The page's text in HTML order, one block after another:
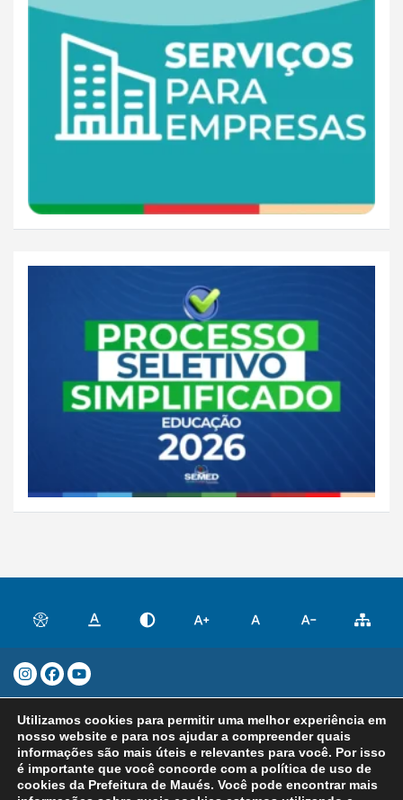
Prefeitura Municipal de Maués - CNPJ:
04.282.869/0001-27 Rua Quintino
Bocaiúva, 283 – Centro, Maués/AM – CEP
69.190-045 Atendimento: Segunda a Sexta,
Utilizamos cookies para permitir uma melhor experiência em
nosso website e para nos ajudar a compreender quais
informações são mais úteis e relevantes para você. Por isso
é importante que você concorde com a política de uso de
cookies da Prefeitura de Maués. Você pode encontrar mais